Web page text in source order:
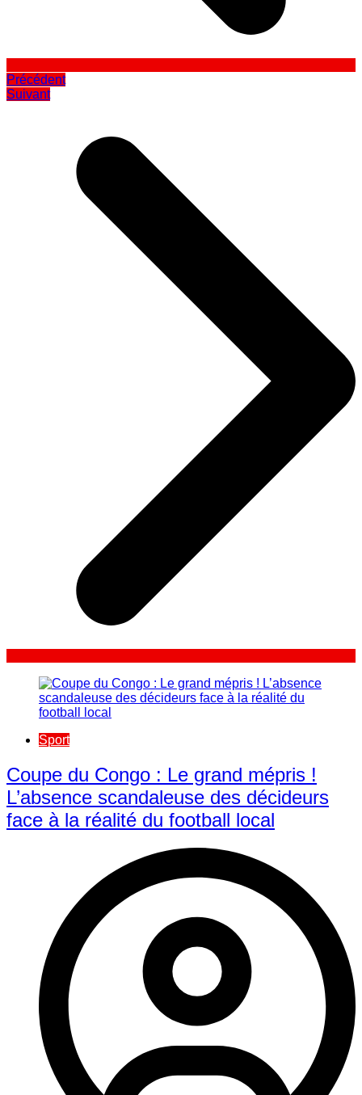
Précédent
Suivant
Sport
​Coupe du Congo : Le grand mépris !
L’absence scandaleuse des décideurs
face à la réalité du football local